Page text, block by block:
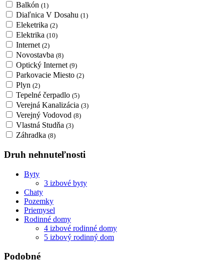
Balkón (1)
Diaľnica V Dosahu (1)
Eleketrika (2)
Elektrika (10)
Internet (2)
Novostavba (8)
Optický Internet (9)
Parkovacie Miesto (2)
Plyn (2)
Tepelné čerpadlo (5)
Verejná Kanalizácia (3)
Verejný Vodovod (8)
Vlastná Studňa (3)
Záhradka (8)
Druh nehnuteľnosti
Byty
3 izbové byty
Chaty
Pozemky
Priemysel
Rodinné domy
4 izbové rodinné domy
5 izbový rodinný dom
Podobné